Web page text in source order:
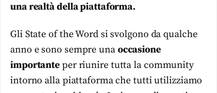
una realtà della piattaforma.
Gli State of the Word si svolgono da qualche
anno e sono sempre una occasione
importante per riunire tutta la community
intorno alla piattaforma che tutti utilizziamo